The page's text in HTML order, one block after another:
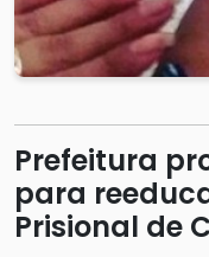
Prefeitura
para
Prisional de